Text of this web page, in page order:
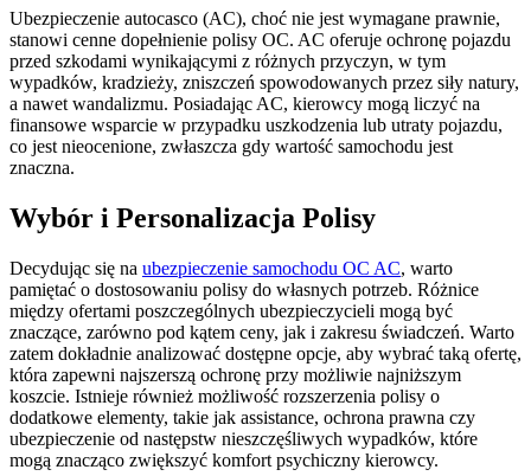
Ubezpieczenie autocasco (AC), choć nie jest wymagane prawnie,
stanowi cenne dopełnienie polisy OC. AC oferuje ochronę pojazdu
przed szkodami wynikającymi z różnych przyczyn, w tym
wypadków, kradzieży, zniszczeń spowodowanych przez siły natury,
a nawet wandalizmu. Posiadając AC, kierowcy mogą liczyć na
finansowe wsparcie w przypadku uszkodzenia lub utraty pojazdu,
co jest nieocenione, zwłaszcza gdy wartość samochodu jest
znaczna.
Wybór i Personalizacja Polisy
Decydując się na ubezpieczenie samochodu OC AC, warto
pamiętać o dostosowaniu polisy do własnych potrzeb. Różnice
między ofertami poszczególnych ubezpieczycieli mogą być
znaczące, zarówno pod kątem ceny, jak i zakresu świadczeń. Warto
zatem dokładnie analizować dostępne opcje, aby wybrać taką ofertę,
która zapewni najszerszą ochronę przy możliwie najniższym
koszcie. Istnieje również możliwość rozszerzenia polisy o
dodatkowe elementy, takie jak assistance, ochrona prawna czy
ubezpieczenie od następstw nieszczęśliwych wypadków, które
mogą znacząco zwiększyć komfort psychiczny kierowcy.